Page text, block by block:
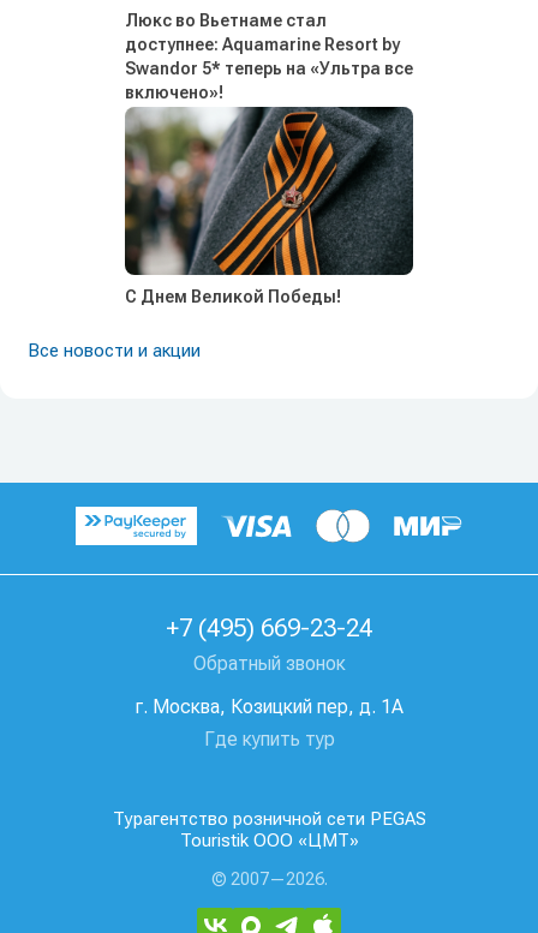
Люкс во Вьетнаме стал
доступнее: Aquamarine Resort by
Swandor 5* теперь на «Ультра все
включено»!
С Днем Великой Победы!
Все новости и акции
Турагентство розничной сети PEGAS
Touristik ООО «ЦМТ»
© 2007—2026.
+7 (495) 669-23-24
Обратный звонок
г. Москва, Козицкий пер, д. 1А
Где купить тур